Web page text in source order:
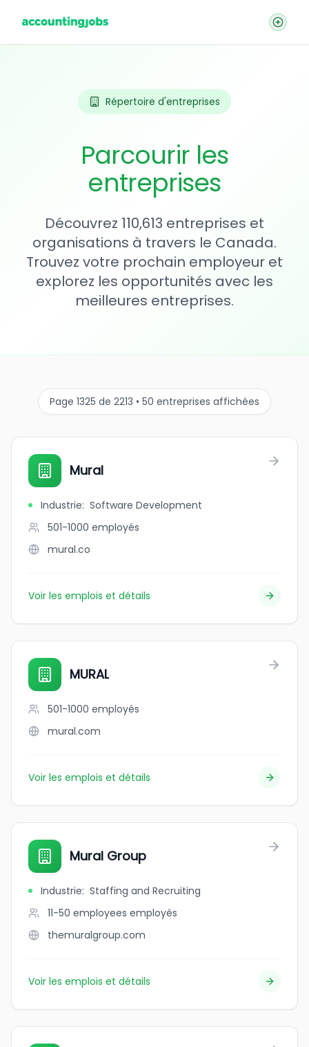
Répertoire d'entreprises
Parcourir les
entreprises
Découvrez 110,613 entreprises et
organisations à travers le Canada.
Trouvez votre prochain employeur et
explorez les opportunités avec les
meilleures entreprises.
Page 1325 de 2213 • 50 entreprises affichées
Mural
Industrie: Software Development
501-1000 employés
mural.co
Voir les emplois et détails
MURAL
501-1000 employés
mural.com
Voir les emplois et détails
Mural Group
Industrie: Staffing and Recruiting
11-50 employees employés
themuralgroup.com
Voir les emplois et détails